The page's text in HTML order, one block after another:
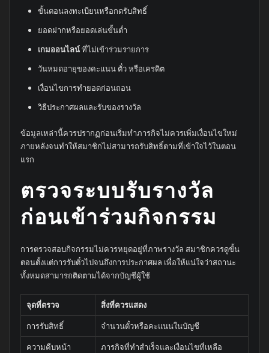
ขั้นตอนลงทะเบียนหรือกดรับสิทธิ์
ยอดฝากหรือยอดเล่นขั้นต่ำ
เกมออนไลน์ที่ไม่เข้าร่วมรายการ
วันหมดอายุของคะแนน ตั๋ว หรือเครดิต
เงื่อนไขการทำยอดก่อนถอน
วิธีประกาศผลและรับของรางวัล
ข้อมูลเหล่านี้ควรปรากฏก่อนเริ่มทำภารกิจไม่ควรเพิ่มเงื่อนไขใหม่
ภายหลังจนทำให้สมาชิกไม่สามารถรับสิทธิ์ตามที่เข้าใจไว้ในตอน
แรก
ตรวจระบบรับรางวัล
ก่อนเข้าร่วมกิจกรรม
การตรวจสอบกิจกรรมไม่ควรหยุดอยู่ที่ภาพรางวัล สมาชิกควรดูขั้น
ตอนตั้งแต่การรับตั๋วไปจนถึงการประกาศผล เพื่อให้แน่ใจว่าสถานะ
ทั้งหมดสามารถติดตามได้จากบัญชีผู้ใช้
จุดที่ตรวจ
สิ่งที่ควรแสดง
การรับสิทธิ์
จำนวนตั๋วหรือคะแนนในบัญชี
ความคืบหน้า
ภารกิจที่ทำสำเร็จและเงื่อนไขที่เหลือ